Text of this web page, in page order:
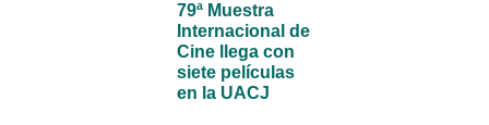
79ª Muestra
Internacional de
Cine llega con
siete películas
en la UACJ